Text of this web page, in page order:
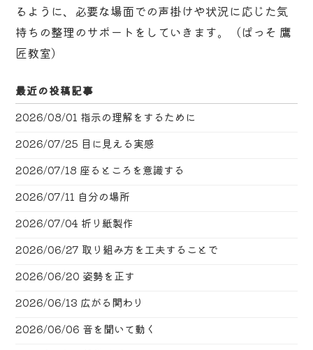
るように、必要な場面での声掛けや状況に応じた気
持ちの整理のサポートをしていきます。（ぱっそ 鷹
匠教室）
最近の投稿記事
2026/08/01 指示の理解をするために
2026/07/25 目に見える実感
2026/07/18 座るところを意識する
2026/07/11 自分の場所
2026/07/04 折り紙製作
2026/06/27 取り組み方を工夫することで
2026/06/20 姿勢を正す
2026/06/13 広がる関わり
2026/06/06 音を聞いて動く